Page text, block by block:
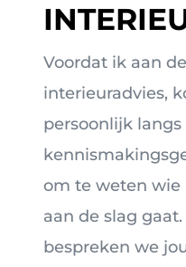
Voordat ik aan
interieuradvies,
persoonlijk langs
om te weten
aan de slag
bespreken we